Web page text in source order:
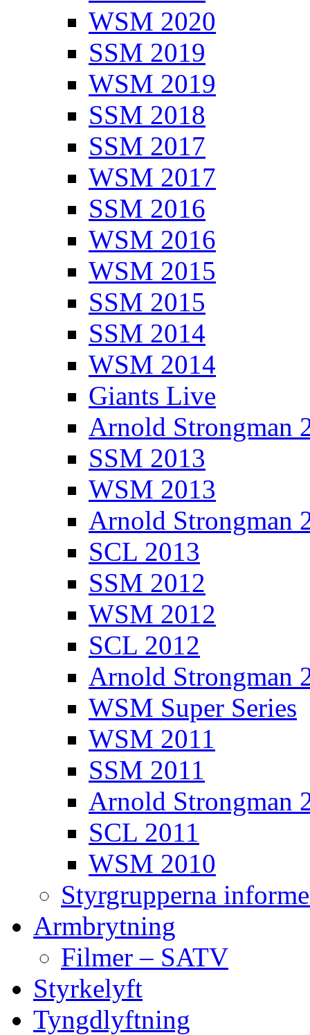
WSM 2020
SSM 2019
WSM 2019
SSM 2018
SSM 2017
WSM 2017
SSM 2016
WSM 2016
WSM 2015
SSM 2015
SSM 2014
WSM 2014
Giants Live
Arnold Strongman
SSM 2013
WSM 2013
Arnold Strongman
SCL 2013
SSM 2012
WSM 2012
SCL 2012
Arnold Strongman
WSM Super Series
WSM 2011
SSM 2011
Arnold Strongman
SCL 2011
WSM 2010
Styrgrupperna
Armbrytning
Filmer – SATV
Styrkelyft
Tyngdlyftning